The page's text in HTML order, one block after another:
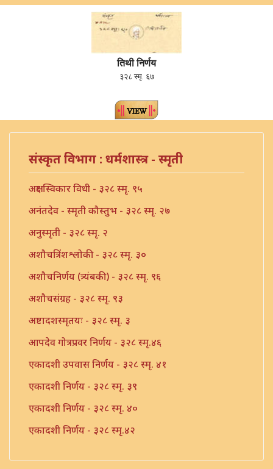
तिथी निर्णय
३२८ स्मृ. ६७
संस्कृत विभाग : धर्मशास्त्र - स्मृती
अक्षर स्विकार विधी - ३२८ स्मृ. ९५
अनंतदेव - स्मृती कौस्तुभ - ३२८ स्मृ. २७
अनुस्मृती - ३२८ स्मृ. २
अशौचत्रिंशश्लोकी - ३२८ स्मृ. ३०
अशौचनिर्णय (त्र्यंबकी) - ३२८ स्मृ. ९६
अशौचसंग्रह - ३२८ स्मृ. ९३
अष्टादशस्मृतयः - ३२८ स्मृ. ३
आपदेव गोत्रप्रवर निर्णय - ३२८ स्मृ.४६
एकादशी उपवास निर्णय - ३२८ स्मृ. ४१
एकादशी निर्णय - ३२८ स्मृ. ३९
एकादशी निर्णय - ३२८ स्मृ. ४०
एकादशी निर्णय - ३२८ स्मृ.४२